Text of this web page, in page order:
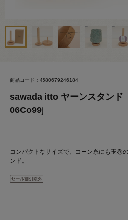
商品コード：4580679246184
sawada itto ヤーンスタンド
06Co99j
コンパクトなサイズで、コーン糸にも玉巻
ンド。